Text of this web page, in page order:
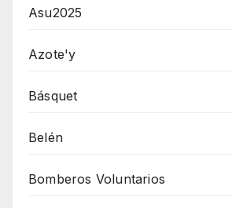
Asu2025
Azote'y
Básquet
Belén
Bomberos Voluntarios